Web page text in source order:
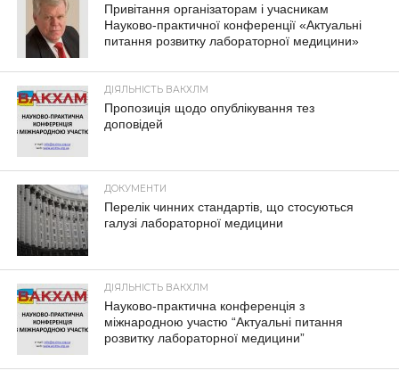
Привітання організаторам і учасникам
Науково-практичної конференції «Актуальні
питання розвитку лабораторної медицини»
ДІЯЛЬНІСТЬ ВАКХЛМ
Пропозиція щодо опублікування тез
доповідей
ДОКУМЕНТИ
Перелік чинних стандартів, що стосуються
галузі лабораторної медицини
ДІЯЛЬНІСТЬ ВАКХЛМ
Науково-практична конференція з
міжнародною участю “Актуальні питання
розвитку лабораторної медицини”